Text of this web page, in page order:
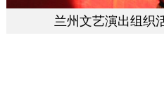
兰州文艺演出组织